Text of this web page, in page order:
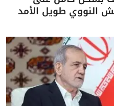
النووي طويل الأمد